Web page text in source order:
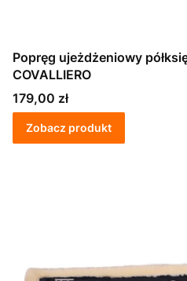
Popręg ujeżdżeniowy
COVALLIERO
Cena
179,00 zł
Zobacz produkt